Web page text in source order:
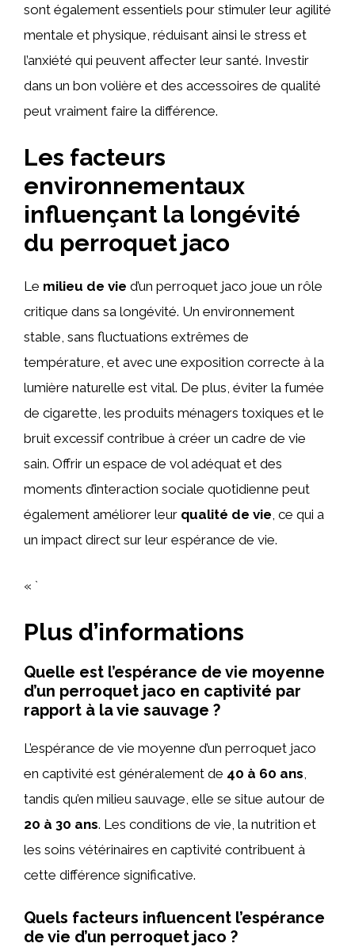
sont également essentiels pour stimuler leur agilité
mentale et physique, réduisant ainsi le stress et
l’anxiété qui peuvent affecter leur santé. Investir
dans un bon volière et des accessoires de qualité
peut vraiment faire la différence.
Les facteurs
environnementaux
influençant la longévité
du perroquet jaco
Le milieu de vie d’un perroquet jaco joue un rôle
critique dans sa longévité. Un environnement
stable, sans fluctuations extrêmes de
température, et avec une exposition correcte à la
lumière naturelle est vital. De plus, éviter la fumée
de cigarette, les produits ménagers toxiques et le
bruit excessif contribue à créer un cadre de vie
sain. Offrir un espace de vol adéquat et des
moments d’interaction sociale quotidienne peut
également améliorer leur qualité de vie, ce qui a
un impact direct sur leur espérance de vie.
« `
Plus d’informations
Quelle est l’espérance de vie moyenne
d’un perroquet jaco en captivité par
rapport à la vie sauvage ?
L’espérance de vie moyenne d’un perroquet jaco
en captivité est généralement de 40 à 60 ans,
tandis qu’en milieu sauvage, elle se situe autour de
20 à 30 ans. Les conditions de vie, la nutrition et
les soins vétérinaires en captivité contribuent à
cette différence significative.
Quels facteurs influencent l’espérance
de vie d’un perroquet jaco ?